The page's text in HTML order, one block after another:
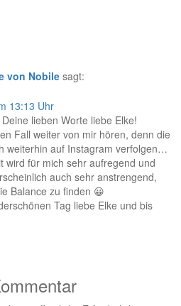
von Nobilesagt:
13:13 Uhr
lieben Worte liebe Elke!
Fall weiter von mir hören, denn die
weiterhin auf Instagram verfolgen…
wird für mich sehr aufregend und
auch sehr anstrengend,
Balance zu finden 😀
Tag liebe Elke und bis